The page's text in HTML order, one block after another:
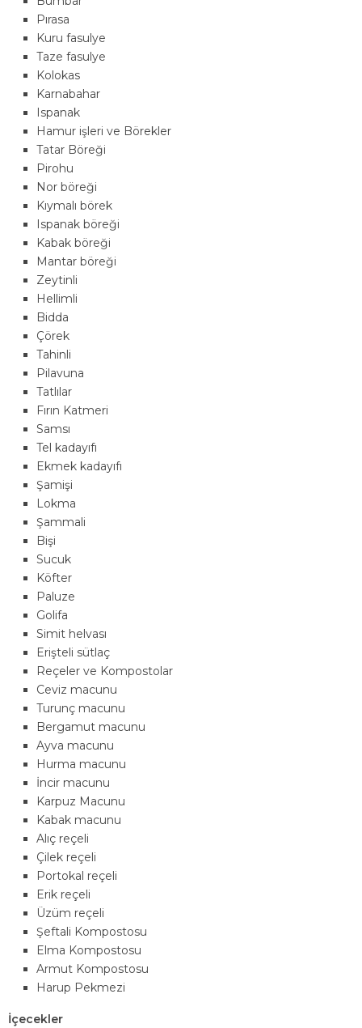
Pırasa
Kuru fasulye
Taze fasulye
Kolokas
Karnabahar
Ispanak
Hamur işleri ve Börekler
Tatar Böreği
Pirohu
Nor böreği
Kıymalı börek
Ispanak böreği
Kabak böreği
Mantar böreği
Zeytinli
Hellimli
Bidda
Çörek
Tahinli
Pilavuna
Tatlılar
Fırın Katmeri
Samsı
Tel kadayıfı
Ekmek kadayıfı
Şamişi
Lokma
Şammali
Bişi
Sucuk
Köfter
Paluze
Golifa
Simit helvası
Erişteli sütlaç
Reçeler ve Kompostolar
Ceviz macunu
Turunç macunu
Bergamut macunu
Ayva macunu
Hurma macunu
İncir macunu
Karpuz Macunu
Kabak macunu
Alıç reçeli
Çilek reçeli
Portokal reçeli
Erik reçeli
Üzüm reçeli
Şeftali Kompostosu
Elma Kompostosu
Armut Kompostosu
Harup Pekmezi
İçecekler